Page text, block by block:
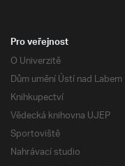
Pro veřejnost
O Univerzitě
Dům umění Ústí nad Labem
Knihkupectví
Vědecká knihovna UJEP
Sportoviště
Nahrávací studio